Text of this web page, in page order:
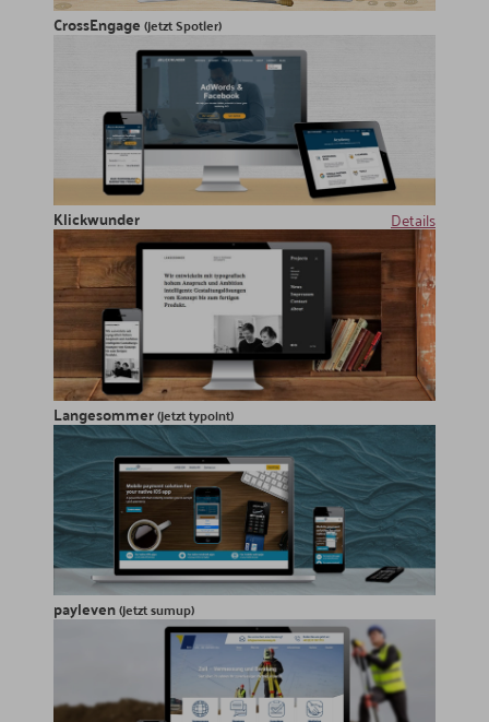
CrossEngage(jetzt Spotler)
Klickwunder Details
Langesommer(jetzt typoint)
payleven(jetzt sumup)